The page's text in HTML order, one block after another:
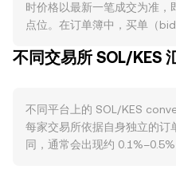
DeFi、NFT、链游与高频交易
线会提升对 SOL 作为“gas”和
压制需求。宏观层面，SOL
KES 计价的加密资产名义价
触发再定价，例如美国执法
要司法辖区对交易所或代币上
时价格以最新一笔成交为准，
点位。在订单簿中，买单（
跨平台维度，数据服务商会根
conversion rate，简单的计算
× conversion rate；反过来，
conversion rate。除中心化
不同交易所 SOL/KES
不同平台上的 SOL/KES
每家交易所依据自身独立的订
同，通常会出现约